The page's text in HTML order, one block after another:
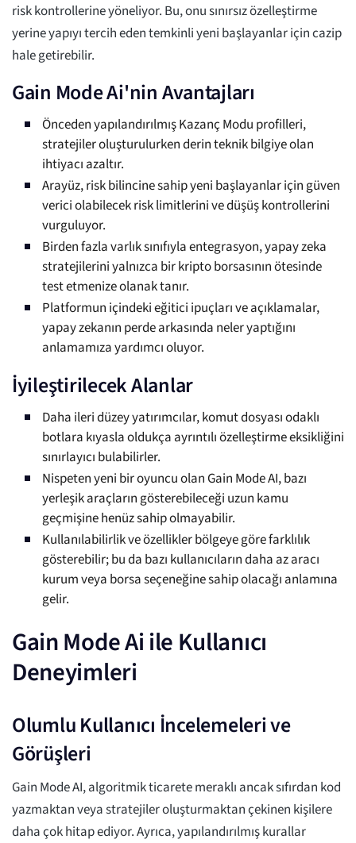
risk kontrollerine yöneliyor. Bu, onu sınırsız özelleştirme
yerine yapıyı tercih eden temkinli yeni başlayanlar için cazip
hale getirebilir.
Gain Mode Ai'nin Avantajları
Önceden yapılandırılmış Kazanç Modu profilleri,
stratejiler oluşturulurken derin teknik bilgiye olan
ihtiyacı azaltır.
Arayüz, risk bilincine sahip yeni başlayanlar için güven
verici olabilecek risk limitlerini ve düşüş kontrollerini
vurguluyor.
Birden fazla varlık sınıfıyla entegrasyon, yapay zeka
stratejilerini yalnızca bir kripto borsasının ötesinde
test etmenize olanak tanır.
Platformun içindeki eğitici ipuçları ve açıklamalar,
yapay zekanın perde arkasında neler yaptığını
anlamamıza yardımcı oluyor.
İyileştirilecek Alanlar
Daha ileri düzey yatırımcılar, komut dosyası odaklı
botlara kıyasla oldukça ayrıntılı özelleştirme eksikliğini
sınırlayıcı bulabilirler.
Nispeten yeni bir oyuncu olan Gain Mode AI, bazı
yerleşik araçların gösterebileceği uzun kamu
geçmişine henüz sahip olmayabilir.
Kullanılabilirlik ve özellikler bölgeye göre farklılık
gösterebilir; bu da bazı kullanıcıların daha az aracı
kurum veya borsa seçeneğine sahip olacağı anlamına
gelir.
Gain Mode Ai ile Kullanıcı
Deneyimleri
Olumlu Kullanıcı İncelemeleri ve
Görüşleri
Gain Mode AI, algoritmik ticarete meraklı ancak sıfırdan kod
yazmaktan veya stratejiler oluşturmaktan çekinen kişilere
daha çok hitap ediyor. Ayrıca, yapılandırılmış kurallar